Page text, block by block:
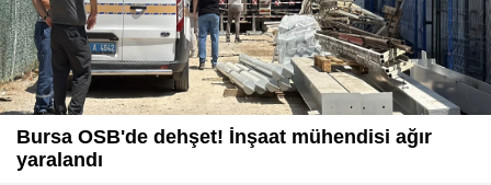
Bursa OSB'de dehşet! İnşaat mühendisi ağır
yaralandı